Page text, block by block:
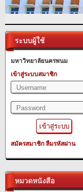
ระบบผู้ใช้
มหาวิทยาลัยนครพนม
เข้าสู่ระบบสมาชิก
สมัครสมาชิก ลืมรหัสผ่าน
หมวดหนังสือ